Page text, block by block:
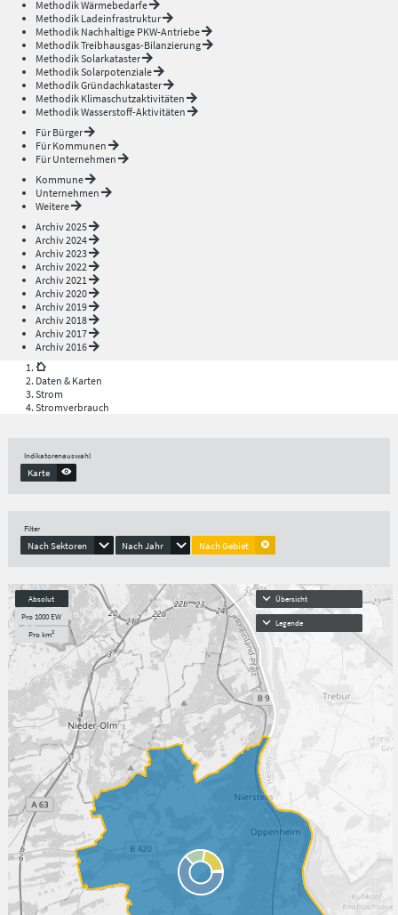
Methodik Wärmebedarfe
Methodik Ladeinfrastruktur
Methodik Nachhaltige PKW-Antriebe
Methodik Treibhausgas-Bilanzierung
Methodik Solarkataster
Methodik Solarpotenziale
Methodik Gründachkataster
Methodik Klimaschutzaktivitäten
Methodik Wasserstoff-Aktivitäten
Für Bürger
Für Kommunen
Für Unternehmen
Kommune
Unternehmen
Weitere
Archiv 2025
Archiv 2024
Archiv 2023
Archiv 2022
Archiv 2021
Archiv 2020
Archiv 2019
Archiv 2018
Archiv 2017
Archiv 2016
Daten & Karten
Strom
Stromverbrauch
Indikatorenauswahl
Karte
Filter
Nach Sektoren Nach Jahr Nach Gebiet
Absolut
Pro 1000 EW
Pro km²
Übersicht
Legende